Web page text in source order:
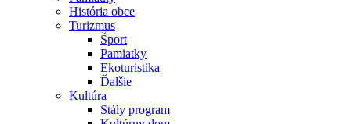
História obce
Turizmus
Šport
Pamiatky
Ekoturistika
Ďalšie
Kultúra
Stály program